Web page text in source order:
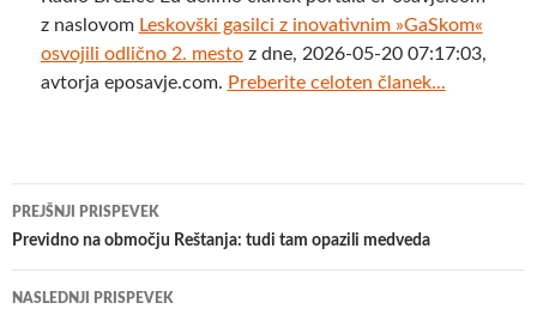
z naslovom Leskovški gasilci z inovativnim »GaSkom«
osvojili odlično 2. mestoz dne, 2026-05-20 07:17:03,
avtorja eposavje.com. Preberite celoten članek...
Krmarjenje
po
prispevkih
PREJŠNJI PRISPEVEK
Previdno na območju Reštanja: tudi tam opazili medveda
NASLEDNJI PRISPEVEK